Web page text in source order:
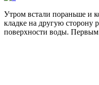
Утром встали пораньше и
кладке на другую сторону
поверхности воды. Первым